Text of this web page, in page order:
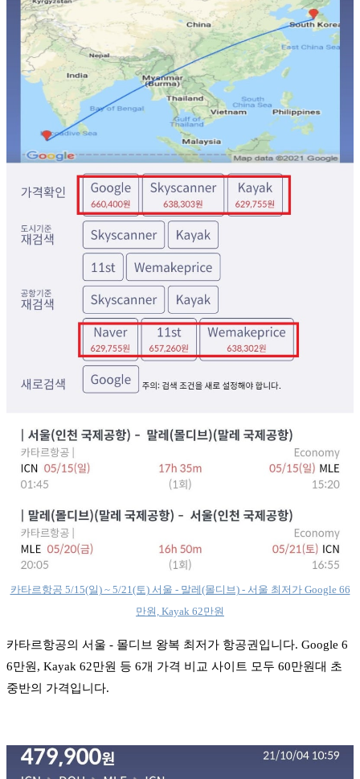
카타르항공 5/15(일) ~ 5/21(토) 서울 - 말레(몰디브) - 서울 최저가 Google 66
만원, Kayak 62만원
카타르항공의 서울 - 몰디브 왕복 최저가 항공권입니다. Google 6
6만원, Kayak 62만원 등 6개 가격 비교 사이트 모두 60만원대 초
중반의 가격입니다.